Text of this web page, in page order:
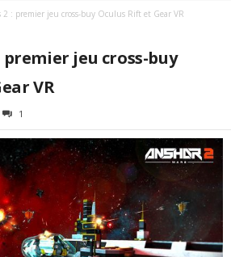
2 : premier jeu cross-buy Oculus Rift et Gear VR
premier jeu cross-buy
VR
1